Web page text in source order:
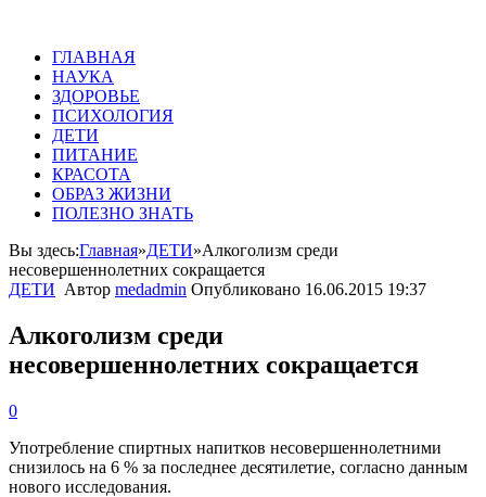
ГЛАВНАЯ
НАУКА
ЗДОРОВЬЕ
ПСИХОЛОГИЯ
ДЕТИ
ПИТАНИЕ
КРАСОТА
ОБРАЗ ЖИЗНИ
ПОЛЕЗНО ЗНАТЬ
Вы здесь:Главная»ДЕТИ»Алкоголизм среди
несовершеннолетних сокращается
ДЕТИ Автор medadmin Опубликовано 16.06.2015 19:37
Алкоголизм среди
несовершеннолетних сокращается
0
Употребление спиртных напитков несовершеннолетними
снизилось на 6 % за последнее десятилетие, согласно данным
нового исследования.